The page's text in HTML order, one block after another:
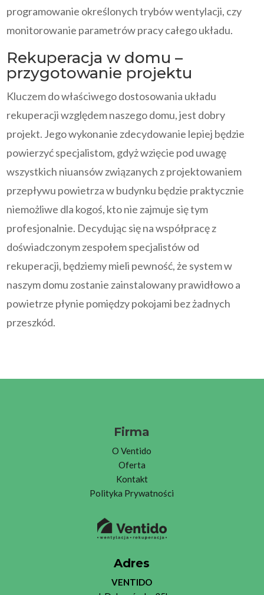
programowanie określonych trybów wentylacji, czy
monitorowanie parametrów pracy całego układu.
Rekuperacja w domu –
przygotowanie projektu
Kluczem do właściwego dostosowania układu
rekuperacji względem naszego domu, jest dobry
projekt. Jego wykonanie zdecydowanie lepiej będzie
powierzyć specjalistom, gdyż wzięcie pod uwagę
wszystkich niuansów związanych z projektowaniem
przepływu powietrza w budynku będzie praktycznie
niemożliwe dla kogoś, kto nie zajmuje się tym
profesjonalnie. Decydując się na współpracę z
doświadczonym zespołem specjalistów od
rekuperacji, będziemy mieli pewność, że system w
naszym domu zostanie zainstalowany prawidłowo a
powietrze płynie pomiędzy pokojami bez żadnych
przeszkód.
Firma
O Ventido
Oferta
Kontakt
Polityka Prywatności
Adres
VENTIDO